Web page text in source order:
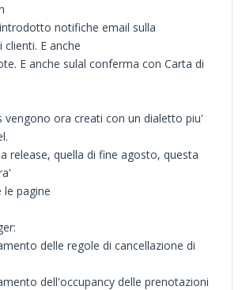
notifiche email sulla
E anche
E anche sulal conferma con Carta di
vengono ora creati con un dialetto piu'
release, quella di fine agosto, questa
pagine
delle regole di cancellazione di
dell'occupancy delle prenotazioni